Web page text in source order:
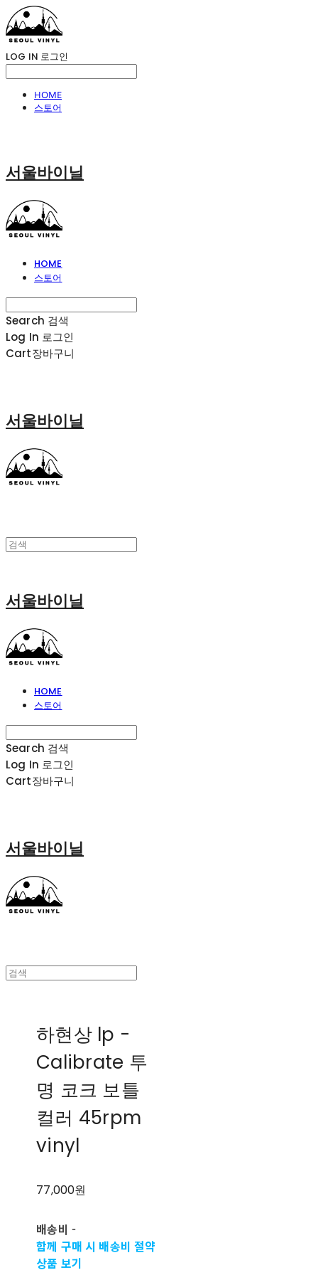
LOG IN 로그인
HOME
스토어
서울바이닐
HOME
스토어
Search 검색
Log In 로그인
Cart장바구니
서울바이닐
서울바이닐
HOME
스토어
Search 검색
Log In 로그인
Cart장바구니
서울바이닐
하현상 lp -
Calibrate 투
명 코크 보틀
컬러 45rpm
vinyl
77,000원
배송비 -
함께 구매 시 배송비 절약
상품 보기